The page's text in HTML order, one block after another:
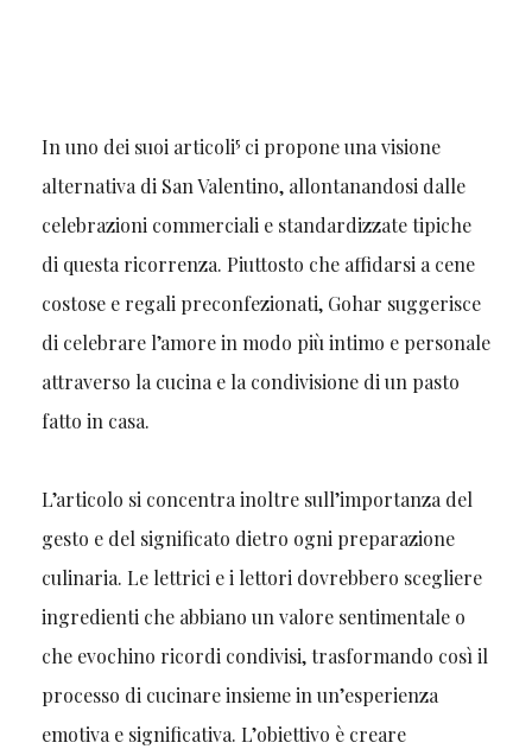
In uno dei suoi articoli5ci propone una visione
alternativa di San Valentino, allontanandosi dalle
celebrazioni commerciali e standardizzate tipiche
di questa ricorrenza. Piuttosto che affidarsi a cene
costose e regali preconfezionati, Gohar suggerisce
di celebrare l’amore in modo più intimo e personale
attraverso la cucina e la condivisione di un pasto
fatto in casa.
L’articolo si concentra inoltre sull’importanza del
gesto e del significato dietro ogni preparazione
culinaria. Le lettrici e i lettori dovrebbero scegliere
ingredienti che abbiano un valore sentimentale o
che evochino ricordi condivisi, trasformando così il
processo di cucinare insieme in un’esperienza
emotiva e significativa. L’obiettivo è creare